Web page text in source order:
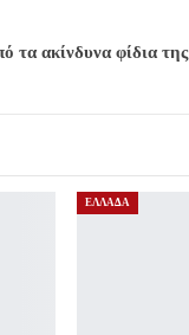
τα ακίνδυνα φίδια της
ΕΛΛΑΔΑ